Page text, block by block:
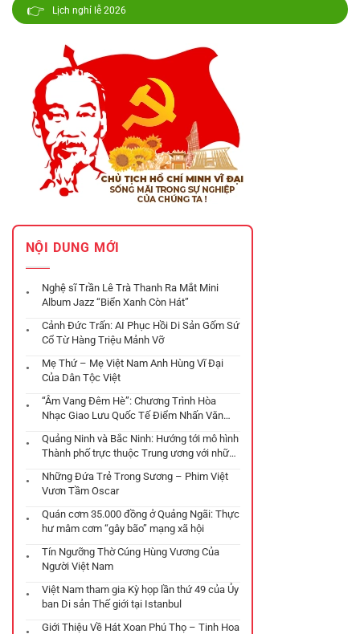
👉 Lịch nghỉ lễ 2026
NỘI DUNG MỚI
Nghệ sĩ Trần Lê Trà Thanh Ra Mắt Mini
Album Jazz “Biển Xanh Còn Hát”
Cảnh Đức Trấn: AI Phục Hồi Di Sản Gốm Sứ
Cổ Từ Hàng Triệu Mảnh Vỡ
Mẹ Thứ – Mẹ Việt Nam Anh Hùng Vĩ Đại
Của Dân Tộc Việt
“Âm Vang Đêm Hè”: Chương Trình Hòa
Nhạc Giao Lưu Quốc Tế Điểm Nhấn Văn
Quảng Ninh và Bắc Ninh: Hướng tới mô hình
Thành phố trực thuộc Trung ương với những
Những Đứa Trẻ Trong Sương – Phim Việt
Vươn Tầm Oscar
Quán cơm 35.000 đồng ở Quảng Ngãi: Thực
hư mâm cơm “gây bão” mạng xã hội
Tín Ngưỡng Thờ Cúng Hùng Vương Của
Người Việt Nam
Việt Nam tham gia Kỳ họp lần thứ 49 của Ủy
ban Di sản Thế giới tại Istanbul
Giới Thiệu Về Hát Xoan Phú Thọ – Tinh Hoa